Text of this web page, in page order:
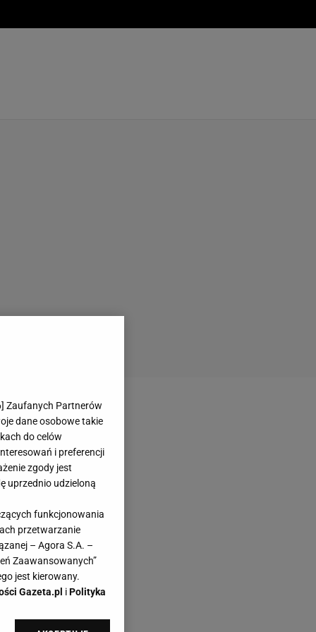
] Zaufanych Partnerów
dane osobowe takie
do celów
i preferencji
zgody jest
uprzednio udzieloną
funkcjonowania
przetwarzanie
– Agora S.A. –
Zaawansowanych”
jest kierowany.
Gazeta.pl iPolityka